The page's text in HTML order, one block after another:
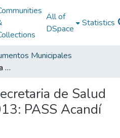
All of
DSpace
Statistics
Municipales
Plan de Acción Secretaria de Salud Acandí Chocó 2013: PASS Acandí Chocó 2013
de Salud
PASS Acandí